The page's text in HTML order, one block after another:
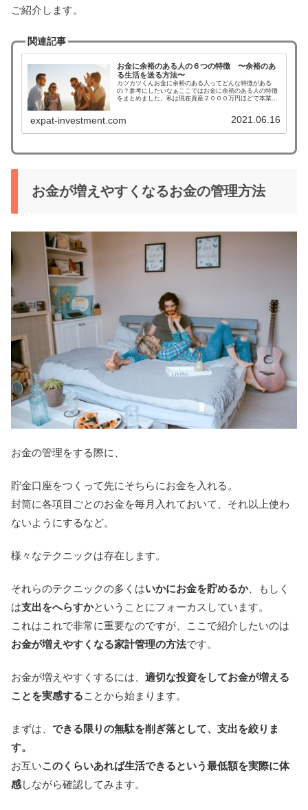
ご紹介します。
関連記事
お金に余裕のある人の６つの特徴 〜余裕のあ
る生活を送る方法〜
カツカツくんお金に余裕のある人ってどんな特徴がある
の？参考にしたいなぁここではお金に余裕のある人の特徴
をまとめました。私は現在資産２０００万円ほどで本業の
expat-investment.com 2021.06.16
お金が増えやすくなるお金の管理方法
お金の管理をする際に、
貯金口座をつくって先にそちらにお金を入れる。
封筒に各項目ごとのお金を毎月入れておいて、それ以上使わ
ないようにするなど。
様々なテクニックは存在します。
それらのテクニックの多くはいかにお金を貯めるか、もしく
は支出をへらすかということにフォーカスしています。
これはこれで非常に重要なのですが、ここで紹介したいのは
お金が増えやすくなる家計管理の方法です。
お金が増えやすくするには、 適切な投資をしてお金が増える
ことを実感することから始まります。
まずは、 できる限りの無駄を削ぎ落として、支出を絞りま
す。
お互いこのくらいあれば生活できるという最低額を実際に体
感しながら確認してみます。